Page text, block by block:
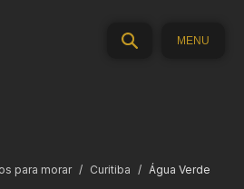
MENU
para morar Curitiba Água Verde